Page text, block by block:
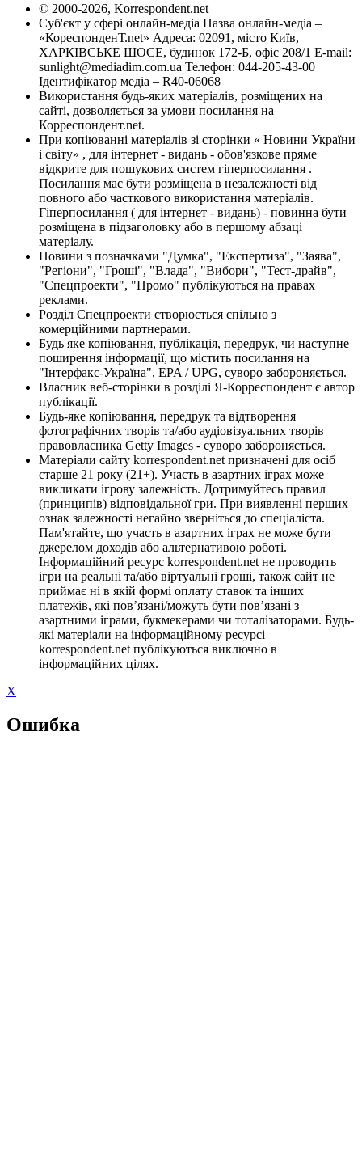
© 2000-2026, Korrespondent.net
Суб'єкт у сфері онлайн-медіа Назва онлайн-медіа –
«КореспонденТ.net» Адреса: 02091, місто Київ,
ХАРКІВСЬКЕ ШОСЕ, будинок 172-Б, офіс 208/1 E-mail:
sunlight@mediadim.com.ua Телефон: 044-205-43-00
Ідентифікатор медіа – R40-06068
Використання будь-яких матеріалів, розміщених на
сайті, дозволяється за умови посилання на
Корреспондент.net.
При копіюванні матеріалів зі сторінки « Новини України
і світу» , для інтернет - видань - обов'язкове пряме
відкрите для пошукових систем гіперпосилання .
Посилання має бути розміщена в незалежності від
повного або часткового використання матеріалів.
Гіперпосилання ( для інтернет - видань) - повинна бути
розміщена в підзаголовку або в першому абзаці
матеріалу.
Новини з позначками "Думка", "Експертиза", "Заява",
"Регіони", "Гроші", "Влада", "Вибори", "Тест-драйв",
"Спецпроекти", "Промо" публікуються на правах
реклами.
Розділ Спецпроекти створюється спільно з
комерційними партнерами.
Будь яке копіювання, публікація, передрук, чи наступне
поширення інформації, що містить посилання на
"Інтерфакс-Україна", EPA / UPG, суворо забороняється.
Власник веб-сторінки в розділі Я-Корреспондент є автор
публікації.
Будь-яке копіювання, передрук та відтворення
фотографічних творів та/або аудіовізуальних творів
правовласника Getty Images - суворо забороняється.
Матеріали сайту korrespondent.net призначені для осіб
старше 21 року (21+). Участь в азартних іграх може
викликати ігрову залежність. Дотримуйтесь правил
(принципів) відповідальної гри. При виявленні перших
ознак залежності негайно зверніться до спеціаліста.
Пам'ятайте, що участь в азартних іграх не може бути
джерелом доходів або альтернативою роботі.
Інформаційний ресурс korrespondent.net не проводить
ігри на реальні та/або віртуальні гроші, також сайт не
приймає ні в якій формі оплату ставок та інших
платежів, які пов’язані/можуть бути пов’язані з
азартними іграми, букмекерами чи тоталізаторами. Будь-
які матеріали на інформаційному ресурсі
korrespondent.net публікуються виключно в
інформаційних цілях.
X
Ошибка